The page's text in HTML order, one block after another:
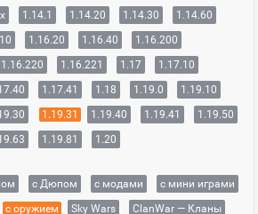
1.14.1 1.14.20 1.14.30
1.14.60
1.16.20 1.16.40
1.16.200
1.16.220 1.16.221 1.17
1.17.10
1.17.41 1.18 1.19.0
1.19.10
1.19.31 1.19.40 1.19.41
1.19.50
1.19.81 1.20
с Дюпом с модами
с мини играми
с оружием Sky Wars
ClanWar — Кланы